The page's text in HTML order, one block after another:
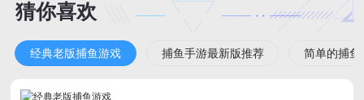
猜你喜欢
经典老版捕鱼游戏 捕鱼手游最新版推荐 简单的捕鱼